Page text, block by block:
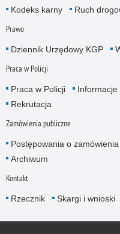
Kodeks karny
Ruch
Prawo
Dziennik Urzędowy KGP
Praca w Policji
Praca w Policji Informacje
Rekrutacja
Zamówienia publiczne
Postępowania o zamówienia
Archiwum
Kontakt
Rzecznik Skargi i wnioski